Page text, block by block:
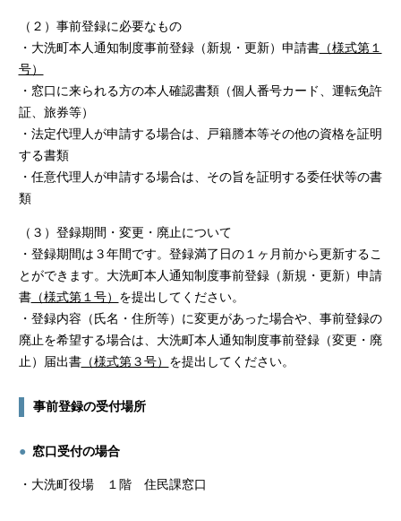
（２）事前登録に必要なもの
・大洗町本人通知制度事前登録（新規・更新）申請書（様式第１
号）
・窓口に来られる方の本人確認書類（個人番号カード、運転免許
証、旅券等）
・法定代理人が申請する場合は、戸籍謄本等その他の資格を証明
する書類
・任意代理人が申請する場合は、その旨を証明する委任状等の書
類
（３）登録期間・変更・廃止について
・登録期間は３年間です。登録満了日の１ヶ月前から更新するこ
とができます。大洗町本人通知制度事前登録（新規・更新）申請
書（様式第１号） を提出してください。
・登録内容（氏名・住所等）に変更があった場合や、事前登録の
廃止を希望する場合は、大洗町本人通知制度事前登録（変更・廃
止）届出書（様式第３号） を提出してください。
事前登録の受付場所
窓口受付の場合
・大洗町役場 １階 住民課窓口